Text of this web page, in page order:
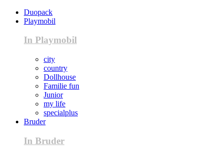
Duopack
Playmobil
In Playmobil
city
country
Dollhouse
Familie fun
Junior
my life
specialplus
Bruder
In Bruder